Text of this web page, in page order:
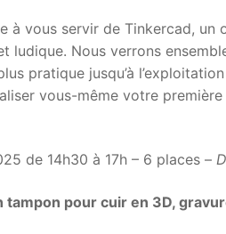
à vous servir de Tinkercad,
ludique. Nous verrons
pratique jusqu’à
vous-même votre
de 14h30 à 17h – 6 places –
tampon pour cuir en 3D,